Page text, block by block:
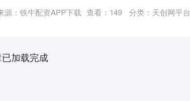
源：铁牛配资APP下载 查看： 149 分类： 天创网平台
加载完成